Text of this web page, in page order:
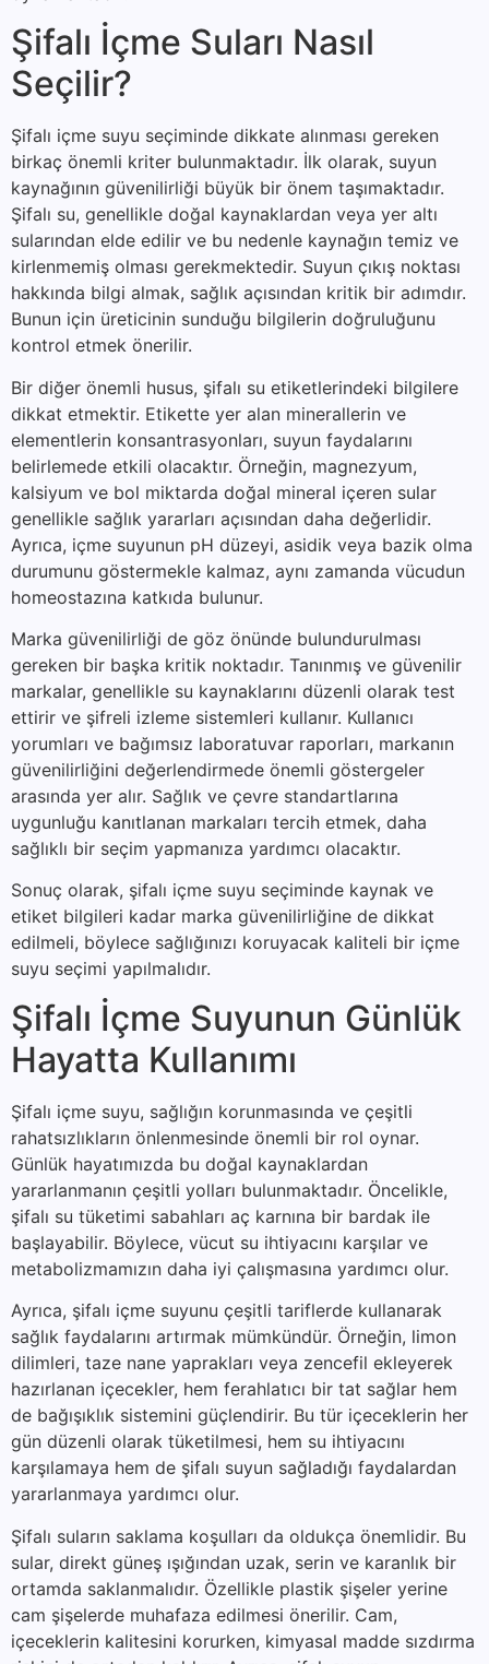
Şifalı İçme Suları Nasıl
Seçilir?
Şifalı içme suyu seçiminde dikkate alınması gereken
birkaç önemli kriter bulunmaktadır. İlk olarak, suyun
kaynağının güvenilirliği büyük bir önem taşımaktadır.
Şifalı su, genellikle doğal kaynaklardan veya yer altı
sularından elde edilir ve bu nedenle kaynağın temiz ve
kirlenmemiş olması gerekmektedir. Suyun çıkış noktası
hakkında bilgi almak, sağlık açısından kritik bir adımdır.
Bunun için üreticinin sunduğu bilgilerin doğruluğunu
kontrol etmek önerilir.
Bir diğer önemli husus, şifalı su etiketlerindeki bilgilere
dikkat etmektir. Etikette yer alan minerallerin ve
elementlerin konsantrasyonları, suyun faydalarını
belirlemede etkili olacaktır. Örneğin, magnezyum,
kalsiyum ve bol miktarda doğal mineral içeren sular
genellikle sağlık yararları açısından daha değerlidir.
Ayrıca, içme suyunun pH düzeyi, asidik veya bazik olma
durumunu göstermekle kalmaz, aynı zamanda vücudun
homeostazına katkıda bulunur.
Marka güvenilirliği de göz önünde bulundurulması
gereken bir başka kritik noktadır. Tanınmış ve güvenilir
markalar, genellikle su kaynaklarını düzenli olarak test
ettirir ve şifreli izleme sistemleri kullanır. Kullanıcı
yorumları ve bağımsız laboratuvar raporları, markanın
güvenilirliğini değerlendirmede önemli göstergeler
arasında yer alır. Sağlık ve çevre standartlarına
uygunluğu kanıtlanan markaları tercih etmek, daha
sağlıklı bir seçim yapmanıza yardımcı olacaktır.
Sonuç olarak, şifalı içme suyu seçiminde kaynak ve
etiket bilgileri kadar marka güvenilirliğine de dikkat
edilmeli, böylece sağlığınızı koruyacak kaliteli bir içme
suyu seçimi yapılmalıdır.
Şifalı İçme Suyunun Günlük
Hayatta Kullanımı
Şifalı içme suyu, sağlığın korunmasında ve çeşitli
rahatsızlıkların önlenmesinde önemli bir rol oynar.
Günlük hayatımızda bu doğal kaynaklardan
yararlanmanın çeşitli yolları bulunmaktadır. Öncelikle,
şifalı su tüketimi sabahları aç karnına bir bardak ile
başlayabilir. Böylece, vücut su ihtiyacını karşılar ve
metabolizmamızın daha iyi çalışmasına yardımcı olur.
Ayrıca, şifalı içme suyunu çeşitli tariflerde kullanarak
sağlık faydalarını artırmak mümkündür. Örneğin, limon
dilimleri, taze nane yaprakları veya zencefil ekleyerek
hazırlanan içecekler, hem ferahlatıcı bir tat sağlar hem
de bağışıklık sistemini güçlendirir. Bu tür içeceklerin her
gün düzenli olarak tüketilmesi, hem su ihtiyacını
karşılamaya hem de şifalı suyun sağladığı faydalardan
yararlanmaya yardımcı olur.
Şifalı suların saklama koşulları da oldukça önemlidir. Bu
sular, direkt güneş ışığından uzak, serin ve karanlık bir
ortamda saklanmalıdır. Özellikle plastik şişeler yerine
cam şişelerde muhafaza edilmesi önerilir. Cam,
içeceklerin kalitesini korurken, kimyasal madde sızdırma